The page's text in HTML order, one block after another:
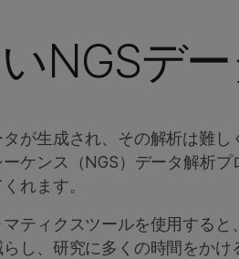
NGSデ
が生成され、その解析は難
ケンス（NGS）データ解析
れます。
ティクスツールを使用する
し、研究に多くの時間をか